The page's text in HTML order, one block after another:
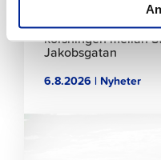
Tillfälliga
korsningen mellan
Jakobsgatan
6.8.2026 | Nyheter